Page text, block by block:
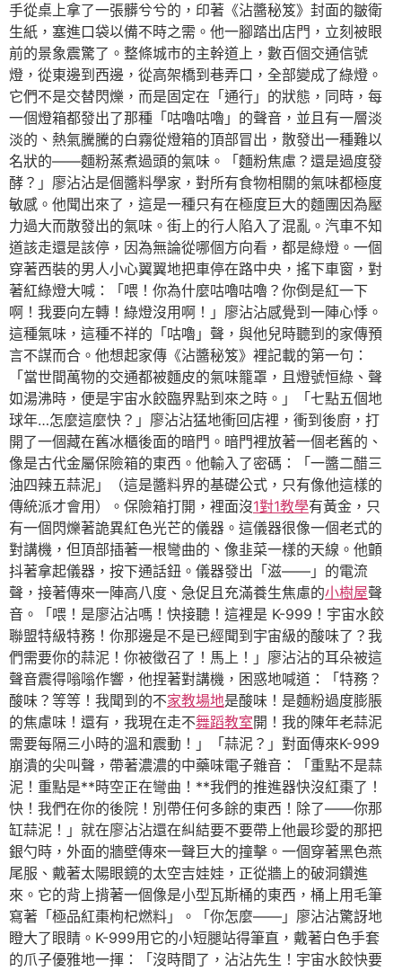
手從桌上拿了一張髒兮兮的，印著《沾醬秘笈》封面的皺衛
生紙，塞進口袋以備不時之需。他一腳踏出店門，立刻被眼
前的景象震驚了。整條城市的主幹道上，數百個交通信號
燈，從東邊到西邊，從高架橋到巷弄口，全部變成了綠燈。
它們不是交替閃爍，而是固定在「通行」的狀態，同時，每
一個燈箱都發出了那種「咕嚕咕嚕」的聲音，並且有一層淡
淡的、熱氣騰騰的白霧從燈箱的頂部冒出，散發出一種難以
名狀的——麵粉蒸煮過頭的氣味。「麵粉焦慮？還是過度發
酵？」廖沾沾是個醬料學家，對所有食物相關的氣味都極度
敏感。他聞出來了，這是一種只有在極度巨大的麵團因為壓
力過大而散發出的氣味。街上的行人陷入了混亂。汽車不知
道該走還是該停，因為無論從哪個方向看，都是綠燈。一個
穿著西裝的男人小心翼翼地把車停在路中央，搖下車窗，對
著紅綠燈大喊：「喂！你為什麼咕嚕咕嚕？你倒是紅一下
啊！我要向左轉！綠燈沒用啊！」廖沾沾感覺到一陣心悸。
這種氣味，這種不祥的「咕嚕」聲，與他兒時聽到的家傳預
言不謀而合。他想起家傳《沾醬秘笈》裡記載的第一句：
「當世間萬物的交通都被麵皮的氣味籠罩，且燈號恒綠、聲
如湯沸時，便是宇宙水餃臨界點到來之時。」「七點五個地
球年…怎麼這麼快？」廖沾沾猛地衝回店裡，衝到後廚，打
開了一個藏在舊冰櫃後面的暗門。暗門裡放著一個老舊的、
像是古代金屬保險箱的東西。他輸入了密碼：「一醬二醋三
油四辣五蒜泥」（這是醬料界的基礎公式，只有像他這樣的
傳統派才會用）。保險箱打開，裡面沒1對1教學有黃金，只
有一個閃爍著詭異紅色光芒的儀器。這儀器很像一個老式的
對講機，但頂部插著一根彎曲的、像韭菜一樣的天線。他顫
抖著拿起儀器，按下通話鈕。儀器發出「滋——」的電流
聲，接著傳來一陣高八度、急促且充滿養生焦慮的小樹屋聲
音。「喂！是廖沾沾嗎！快接聽！這裡是 K-999！宇宙水餃
聯盟特級特務！你那邊是不是已經聞到宇宙級的酸味了？我
們需要你的蒜泥！你被徵召了！馬上！」廖沾沾的耳朵被這
聲音震得嗡嗡作響，他捏著對講機，困惑地喊道：「特務？
酸味？等等！我聞到的不家教場地是酸味！是麵粉過度膨脹
的焦慮味！還有，我現在走不舞蹈教室開！我的陳年老蒜泥
需要每隔三小時的溫和震動！」「蒜泥？」對面傳來K-999
崩潰的尖叫聲，帶著濃濃的中藥味電子雜音：「重點不是蒜
泥！重點是**時空正在彎曲！**我們的推進器快沒紅棗了！
快！我們在你的後院！別帶任何多餘的東西！除了——你那
缸蒜泥！」就在廖沾沾還在糾結要不要帶上他最珍愛的那把
銀勺時，外面的牆壁傳來一聲巨大的撞擊。一個穿著黑色燕
尾服、戴著太陽眼鏡的太空吉娃娃，正從牆上的破洞鑽進
來。它的背上揹著一個像是小型瓦斯桶的東西，桶上用毛筆
寫著「極品紅棗枸杞燃料」。「你怎麼——」廖沾沾驚訝地
瞪大了眼睛。K-999用它的小短腿站得筆直，戴著白色手套
的爪子優雅地一揮：「沒時間了，沾沾先生！宇宙水餃快要